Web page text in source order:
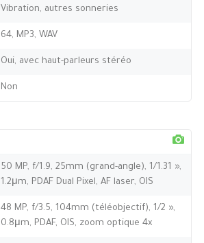
Vibration, autres sonneries
64, MP3, WAV
Oui, avec haut-parleurs stéréo
Non
50 MP, f/1.9, 25mm (grand-angle), 1/1.31 »,
1.2μm, PDAF Dual Pixel, AF laser, OIS
48 MP, f/3.5, 104mm (téléobjectif), 1/2 »,
0.8μm, PDAF, OIS, zoom optique 4x